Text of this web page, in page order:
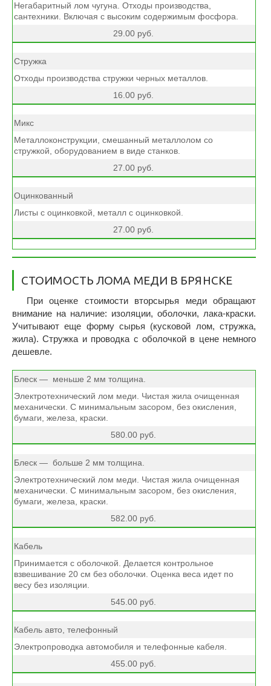
Негабаритный лом чугуна. Отходы производства,
сантехники. Включая с высоким содержимым фосфора.
29.00 руб.
Стружка
Отходы производства стружки черных металлов.
16.00 руб.
Микс
Металлоконструкции, смешанный металлолом со
стружкой, оборудованием в виде станков.
27.00 руб.
Оцинкованный
Листы с оцинковкой, металл с оцинковкой.
27.00 руб.
CТОИМОСТЬ ЛОМА МЕДИ В БРЯНСКЕ
При оценке стоимости вторсырья меди обращают
внимание на наличие: изоляции, оболочки, лака-краски.
Учитывают еще форму сырья (кусковой лом, стружка,
жила). Стружка и проводка с оболочкой в цене немного
дешевле.
Блеск — меньше 2 мм толщина.
Электротехнический лом меди. Чистая жила очищенная
механически. С минимальным засором, без окисления,
бумаги, железа, краски.
580.00 руб.
Блеск — больше 2 мм толщина.
Электротехнический лом меди. Чистая жила очищенная
механически. С минимальным засором, без окисления,
бумаги, железа, краски.
582.00 руб.
Кабель
Принимается с оболочкой. Делается контрольное
взвешивание 20 см без оболочки. Оценка веса идет по
весу без изоляции.
545.00 руб.
Кабель авто, телефонный
Электропроводка автомобиля и телефонные кабеля.
455.00 руб.